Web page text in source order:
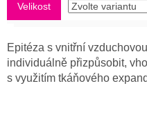
Velikost
Epitéza s vnitřní
individuálně přizpůsobit,
s využitím tkáňového